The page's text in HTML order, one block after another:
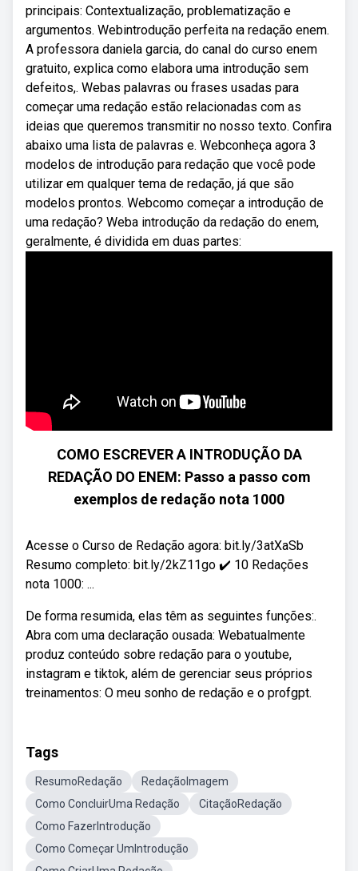
principais: Contextualização, problematização e
argumentos. Webintrodução perfeita na redação enem.
A professora daniela garcia, do canal do curso enem
gratuito, explica como elabora uma introdução sem
defeitos,. Webas palavras ou frases usadas para
começar uma redação estão relacionadas com as
ideias que queremos transmitir no nosso texto. Confira
abaixo uma lista de palavras e. Webconheça agora 3
modelos de introdução para redação que você pode
utilizar em qualquer tema de redação, já que são
modelos prontos. Webcomo começar a introdução de
uma redação? Weba introdução da redação do enem,
geralmente, é dividida em duas partes:
COMO ESCREVER A INTRODUÇÃO DA
REDAÇÃO DO ENEM: Passo a passo com
exemplos de redação nota 1000
Acesse o Curso de Redação agora: bit.ly/3atXaSb
Resumo completo: bit.ly/2kZ11go ✔️ 10 Redações
nota 1000: ...
De forma resumida, elas têm as seguintes funções:.
Abra com uma declaração ousada: Webatualmente
produz conteúdo sobre redação para o youtube,
instagram e tiktok, além de gerenciar seus próprios
treinamentos: O meu sonho de redação e o profgpt.
Tags
ResumoRedação
RedaçãoImagem
Como ConcluirUma Redação
CitaçãoRedação
Como FazerIntrodução
Como Começar UmIntrodução